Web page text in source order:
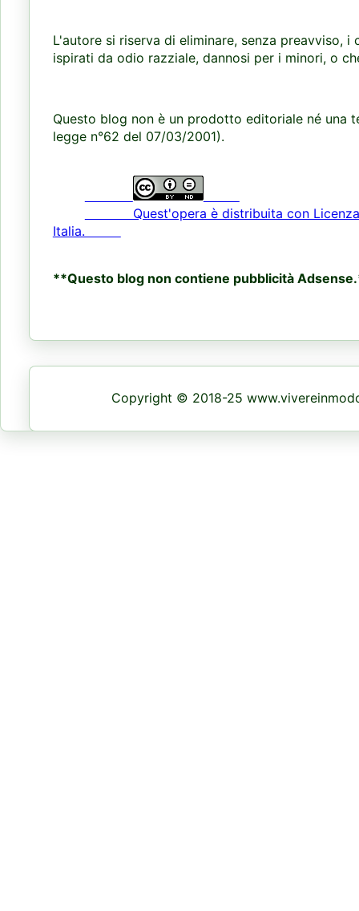
L'autore si riserva di eliminare, senza preavviso,
ispirati da odio razziale, dannosi per i minori, o
Questo blog non è un prodotto editoriale né una
legge n°62 del 07/03/2001).
Quest'opera è distribuita con Licenza
Italia.
**Questo blog non contiene pubblicità
Copyright © 2018-25